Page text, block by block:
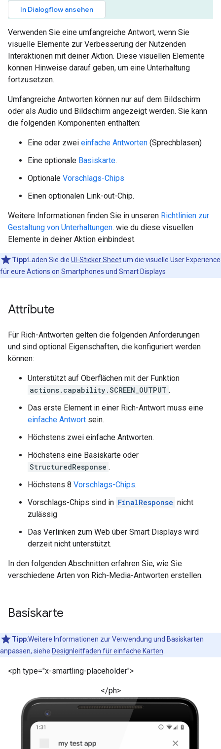
In Dialogflow ansehen
Verwenden Sie eine umfangreiche Antwort, wenn Sie
visuelle Elemente zur Verbesserung der Nutzenden
Interaktionen mit deiner Aktion. Diese visuellen Elemente
können Hinweise darauf geben, um eine Unterhaltung
fortzusetzen.
Umfangreiche Antworten können nur auf dem Bildschirm
oder als Audio und Bildschirm angezeigt werden. Sie kann
die folgenden Komponenten enthalten:
Eine oder zwei einfache Antworten (Sprechblasen)
Eine optionale Basiskarte.
Optionale Vorschlags-Chips
Einen optionalen Link-out-Chip.
Weitere Informationen finden Sie in unseren Richtlinien zur
Gestaltung von Unterhaltungen. wie du diese visuellen
Elemente in deiner Aktion einbindest.
Tipp:Laden Sie die UI-Sticker Sheetum die visuelle User Experience
für eure Actions on Smartphones und Smart Displays
Attribute
Für Rich-Antworten gelten die folgenden Anforderungen
und sind optional Eigenschaften, die konfiguriert werden
können:
Unterstützt auf Oberflächen mit der Funktion
actions.capability.SCREEN_OUTPUT .
Das erste Element in einer Rich-Antwort muss eine
einfache Antwort sein.
Höchstens zwei einfache Antworten.
Höchstens eine Basiskarte oder
StructuredResponse .
Höchstens 8 Vorschlags-Chips.
Vorschlags-Chips sind in FinalResponse nicht
zulässig
Das Verlinken zum Web über Smart Displays wird
derzeit nicht unterstützt.
In den folgenden Abschnitten erfahren Sie, wie Sie
verschiedene Arten von Rich-Media-Antworten erstellen.
Basiskarte
Tipp:Weitere Informationen zur Verwendung und Basiskarten
anpassen, siehe Designleitfaden für einfache Karten
<ph type="x-smartling-placeholder">
</ph>